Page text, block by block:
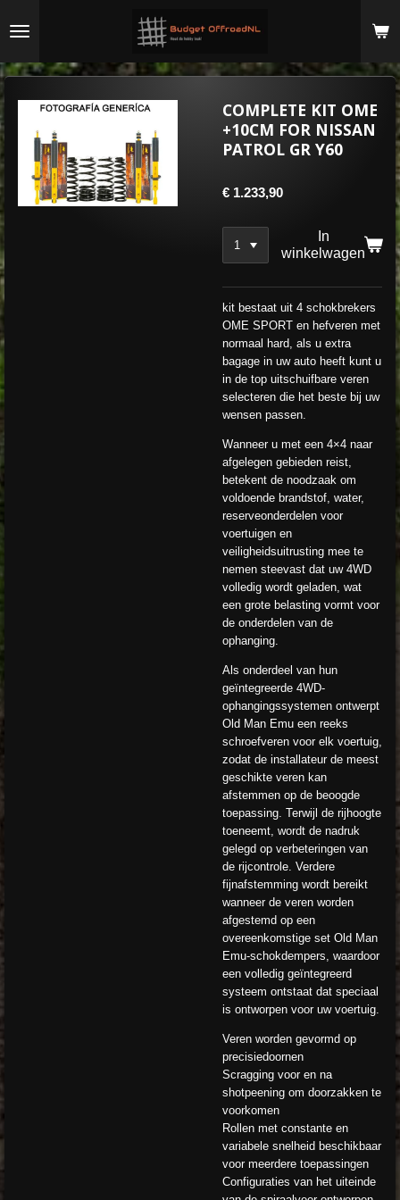
direct
de
COMPLETE KIT OME
+10CM FOR NISSAN
PATROL GR Y60
€ 1.233,90
In
winkelwagen
kit bestaat uit 4 schokbrekers
OME SPORT en hefveren met
normaal hard, als u extra
bagage in uw auto heeft kunt u
in de top uitschuifbare veren
selecteren die het beste bij uw
wensen passen.
Wanneer u met een 4×4 naar
afgelegen gebieden reist,
betekent de noodzaak om
voldoende brandstof, water,
reserveonderdelen voor
voertuigen en
veiligheidsuitrusting mee te
nemen steevast dat uw 4WD
volledig wordt geladen, wat
een grote belasting vormt voor
de onderdelen van de
ophanging.
Als onderdeel van hun
geïntegreerde 4WD-
ophangingssystemen ontwerpt
Old Man Emu een reeks
schroefveren voor elk voertuig,
zodat de installateur de meest
geschikte veren kan
afstemmen op de beoogde
toepassing. Terwijl de rijhoogte
toeneemt, wordt de nadruk
gelegd op verbeteringen van
de rijcontrole. Verdere
fijnafstemming wordt bereikt
wanneer de veren worden
afgestemd op een
overeenkomstige set Old Man
Emu-schokdempers, waardoor
een volledig geïntegreerd
systeem ontstaat dat speciaal
is ontworpen voor uw voertuig.
Veren worden gevormd op
precisiedoornen
Scragging voor en na
shotpeening om doorzakken te
voorkomen
Rollen met constante en
variabele snelheid beschikbaar
voor meerdere toepassingen
Configuraties van het uiteinde